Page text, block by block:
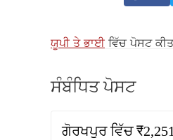
ਯੂਪੀ ਤੇ ਭਾਈ ਵਿੱਚ ਪੋਸਟ
ਸੰਬੰਧਿਤ ਪੋਸਟ
ਗੋਰਖਪੁਰ ਵਿੱਚ